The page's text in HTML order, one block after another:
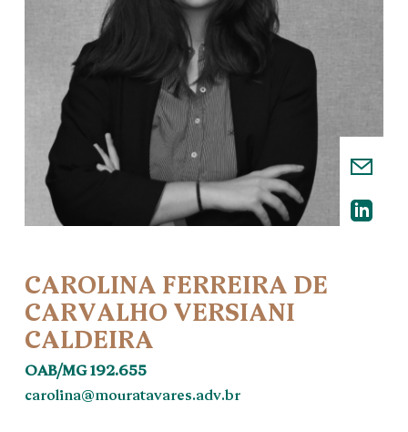
CAROLINA FERREIRA DE
CARVALHO VERSIANI
CALDEIRA
OAB/MG 192.655
carolina@mouratavares.adv.br